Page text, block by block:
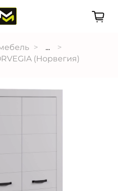
...
(Норвегия)